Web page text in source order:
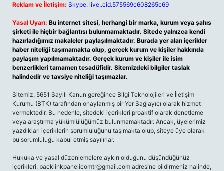
Reklam ve İletişim: Skype: live:.cid.575569c608265c69
Yasal Uyarı: Bu internet sitesi, herhangi bir marka, kurum veya şahıs
şirketi ile hiçbir bağlantısı bulunmamaktadır. Sitede yalnızca kendi
hazırladığımız makaleler paylaşılmaktadır. Burada yer alan içerikler
haber niteliği taşımamakta olup, gerçek kurum ve kişiler hakkında
paylaşım yapılmamaktadır. Gerçek kurum ve kişiler ile isim
benzerlikleri tamamen tesadüfidir. Sitemizdeki bilgiler taslak
halindedir ve tavsiye niteliği taşımazlar.
Sitemiz, 5651 Sayılı Kanun gereğince Bilgi Teknolojileri ve İletişim
Kurumu (BTK) tarafından onaylanmış bir Yer Sağlayıcı olarak hizmet
vermektedir. Bu nedenle, sitedeki içerikleri proaktif olarak denetleme
veya araştırma yükümlülüğümüz bulunmamaktadır. Ancak, üyelerimiz
yazdıkları içeriklerin sorumluluğunu taşımakta olup, siteye üye olarak
bu sorumluluğu kabul etmiş sayılırlar.
Hukuka ve yasal düzenlemelere aykırı olduğunu düşündüğünüz
içerikleri, backlinkpanelicomtr@gmail.com adresine bildirmeniz halinde,